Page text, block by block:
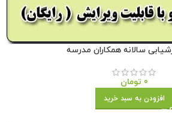
سالانه همکاران مدرسه
0 تومان
افزودن به سبد خرید